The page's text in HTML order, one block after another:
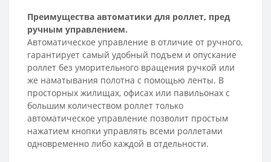
Преимущества автоматики для роллет, пред
ручным управлением.
Автоматическое управление в отличие от ручного,
гарантирует самый удобный подъем и опускание
роллет без уморительного вращения ручкой или
же наматывания полотна с помощью ленты. В
просторных жилищах, офисах или павильонах с
большим количеством роллет только
автоматическое управление позволит простым
нажатием кнопки управлять всеми роллетами
одновременно либо каждой в отдельности.